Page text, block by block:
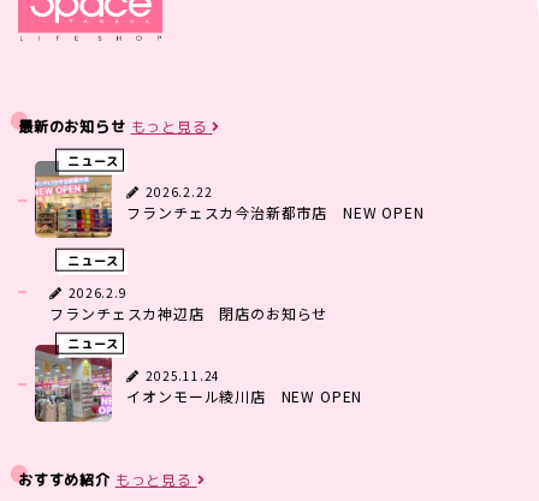
最新のお知らせ もっと見る
ニュース
2026.2.22
フランチェスカ今治新都市店 NEW OPEN
ニュース
2026.2.9
フランチェスカ神辺店 閉店のお知らせ
ニュース
2025.11.24
イオンモール綾川店 NEW OPEN
おすすめ紹介 もっと見る